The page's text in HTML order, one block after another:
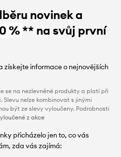
novinek a
%** na svůj první
získejte informace o nejnovějších
se na nezlevněné produkty a platí při
Slevu nelze kombinovat s jinými
být ze slevy vyloučeny. Podrobnosti
z akce
přicházelo jen to, co vás
zda vás zajímá: